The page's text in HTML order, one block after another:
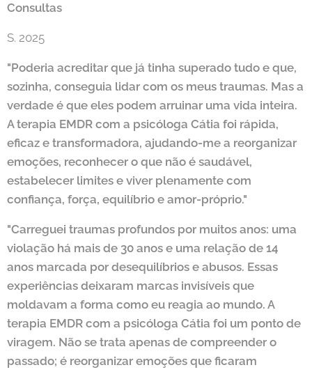
Consultas
S. 2025
"Poderia acreditar que já tinha superado tudo e que,
sozinha, conseguia lidar com os meus traumas. Mas a
verdade é que eles podem arruinar uma vida inteira.
A terapia EMDR com a psicóloga Cátia foi rápida,
eficaz e transformadora, ajudando-me a reorganizar
emoções, reconhecer o que não é saudável,
estabelecer limites e viver plenamente com
confiança, força, equilíbrio e amor-próprio."
"Carreguei traumas profundos por muitos anos: uma
violação há mais de 30 anos e uma relação de 14
anos marcada por desequilíbrios e abusos. Essas
experiências deixaram marcas invisíveis que
moldavam a forma como eu reagia ao mundo. A
terapia EMDR com a psicóloga Cátia foi um ponto de
viragem. Não se trata apenas de compreender o
passado; é reorganizar emoções que ficaram